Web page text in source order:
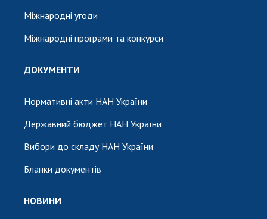
Міжнародні угоди
Міжнародні програми та конкурси
ДОКУМЕНТИ
Нормативні акти НАН України
Державний бюджет НАН України
Вибори до складу НАН України
Бланки документів
НОВИНИ